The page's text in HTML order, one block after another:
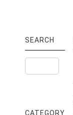
SEARCH
CATEGORY